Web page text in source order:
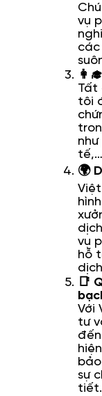
vụ
Tất
tôi
tế,…
🌍
vụ
hỗ
📑
Với
tư
sự
tiết.